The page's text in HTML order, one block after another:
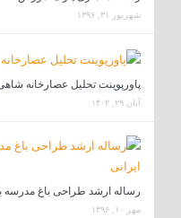
شهریور ۳۱, ۱۳۹۶
پاورپوینت تحلیل عصارخانه شاهی
آبان ۲۹, ۱۴۰۲
رساله ارشد طراحی باغ مدرسه
مهر ۱۰, ۱۳۹۶